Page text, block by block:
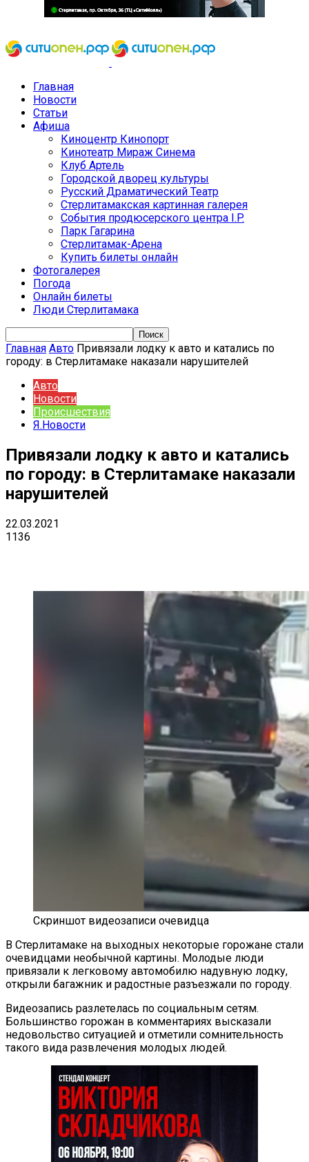
Главная
Новости
Статьи
Афиша
Киноцентр Кинопорт
Кинотеатр Мираж Синема
Клуб Артель
Городской дворец культуры
Русский Драматический Театр
Стерлитамакская картинная галерея
События продюсерского центра I.P.
Парк Гагарина
Стерлитамак-Арена
Купить билеты онлайн
Фотогалерея
Погода
Онлайн билеты
Люди Стерлитамака
Главная Авто Привязали лодку к авто и катались по
городу: в Стерлитамаке наказали нарушителей
Авто
Новости
Происшествия
Я.Новости
Привязали лодку к авто и катались
по городу: в Стерлитамаке наказали
нарушителей
22.03.2021
1136
Скриншот видеозаписи очевидца
В Стерлитамаке на выходных некоторые горожане стали
очевидцами необычной картины. Молодые люди
привязали к легковому автомобилю надувную лодку,
открыли багажник и радостные разъезжали по городу.
Видеозапись разлетелась по социальным сетям.
Большинство горожан в комментариях высказали
недовольство ситуацией и отметили сомнительность
такого вида развлечения молодых людей.